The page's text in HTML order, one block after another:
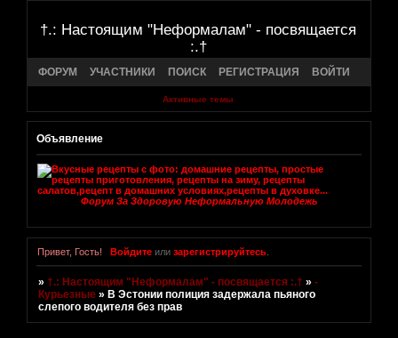
†.: Настоящим "Неформалам" - посвящается
:.†
ФОРУМ УЧАСТНИКИ ПОИСК РЕГИСТРАЦИЯ ВОЙТИ
Активные темы
Объявление
Форум За Здоровую Неформальную Молодежь
Привет, Гость! Войдитеили зарегистрируйтесь.
»†.: Настоящим "Неформалам" - посвящается :.† »-
Курьезные » В Эстонии полиция задержала пьяного
слепого водителя без прав